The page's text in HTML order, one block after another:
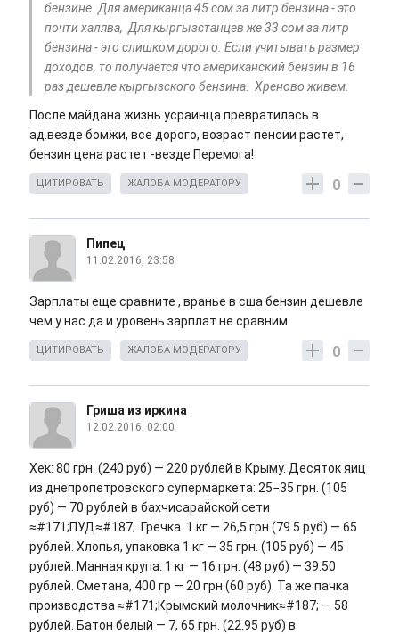
бензине. Для американца 45 сом за литр бензина - это
почти халява, Для кыргызстанцев же 33 сом за литр
бензина - это слишком дорого. Если учитывать размер
доходов, то получается что американский бензин в 16
раз дешевле кыргызского бензина. Хреново живем.
После майдана жизнь усраинца превратилась в
ад.везде бомжи, все дорого, возраст пенсии растет,
бензин цена растет -везде Перемога!
0
ЦИТИРОВАТЬ ЖАЛОБА МОДЕРАТОРУ
Пипец
11.02.2016, 23:58
Зарплаты еще сравните , вранье в сша бензин дешевле
чем у нас да и уровень зарплат не сравним
0
ЦИТИРОВАТЬ ЖАЛОБА МОДЕРАТОРУ
Гриша из иркина
12.02.2016, 02:00
Хек: 80 грн. (240 руб) — 220 рублей в Крыму. Десяток яиц
из днепропетровского супермаркета: 25−35 грн. (105
руб) — 70 рублей в бахчисарайской сети
≈#171;ПУД≈#187;. Гречка. 1 кг — 26,5 грн (79.5 руб) — 65
рублей. Хлопья, упаковка 1 кг — 35 грн. (105 руб) — 45
рублей. Манная крупа. 1 кг — 16 грн. (48 руб) — 39.50
рублей. Сметана, 400 гр — 20 грн (60 руб). Та же пачка
производства ≈#171;Крымский молочник≈#187; — 58
рублей. Батон белый — 7, 65 грн. (22.95 руб) в